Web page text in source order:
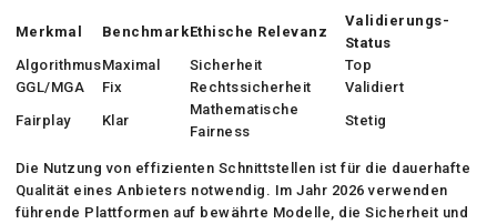
Merkmal BenchmarkEthische Relevanz
Validierungs-
Status
AlgorithmusMaximal Sicherheit
Top
GGL/MGA
Fix Rechtssicherheit
Validiert
Fairplay
Klar
Mathematische
Fairness
Stetig
Die Nutzung von effizienten Schnittstellen ist für die dauerhafte
Qualität eines Anbieters notwendig. Im Jahr 2026 verwenden
führende Plattformen auf bewährte Modelle, die Sicherheit und